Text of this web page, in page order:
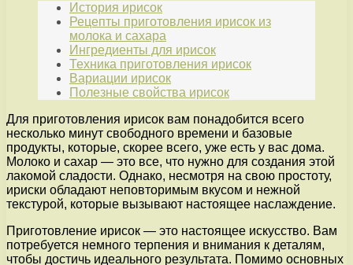
История ирисок
Рецепты приготовления ирисок из
молока и сахара
Ингредиенты для ирисок
Техника приготовления ирисок
Вариации ирисок
Полезные свойства ирисок
Для приготовления ирисок вам понадобится всего
несколько минут свободного времени и базовые
продукты, которые, скорее всего, уже есть у вас дома.
Молоко и сахар — это все, что нужно для создания этой
лакомой сладости. Однако, несмотря на свою простоту,
ириски обладают неповторимым вкусом и нежной
текстурой, которые вызывают настоящее наслаждение.
Приготовление ирисок — это настоящее искусство. Вам
потребуется немного терпения и внимания к деталям,
чтобы достичь идеального результата. Помимо основных